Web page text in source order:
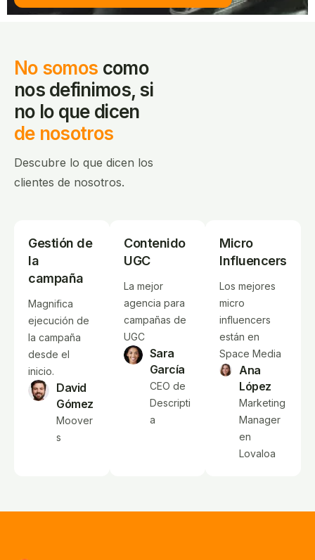
No somos como
nos definimos, si
no lo que dicen
de nosotros
Descubre lo que dicen los
clientes de nosotros.
Gestión de
la
campaña
Magnifica
ejecución de
la campaña
desde el
inicio.
David
Gómez
Moover
s
Contenido
UGC
La mejor
agencia para
campañas de
UGC
Sara
García
CEO de
Descripti
a
Micro
Influencers
Los mejores
micro
influencers
están en
Space Media
Ana
López
Marketing
Manager
en
Lovaloa